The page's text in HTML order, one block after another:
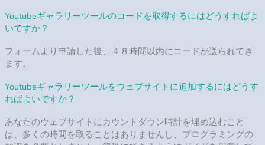
ツールのヘッダーを非表示にして、動画のコレクションだけを
ヘッダーは完全にカスタマイズ可能で、オンまたはオフを切り
ターなど、ヘッダーのどの要素を表示するかを決定することも
できます。
特定のページにYouTube動画を埋め込むにはどうすればよいです
か？